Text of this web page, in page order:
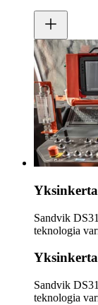
Sandvik
teknologia
Sandvik
teknologia